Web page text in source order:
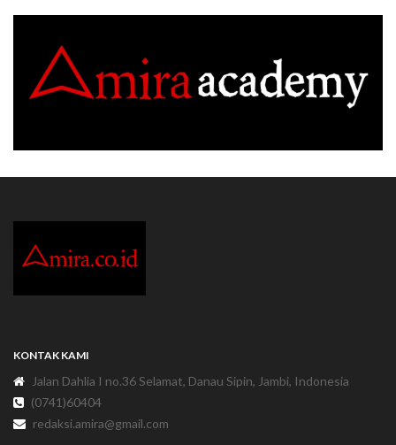
KONTAK KAMI
Jalan Dahlia I no.36 Selamat, Danau Sipin, Jambi, Indonesia
(0741)60404
redaksi.amira@gmail.com